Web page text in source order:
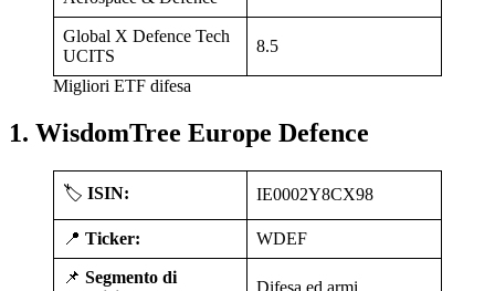
Global X Defence Tech
UCITS
8.5
Migliori ETF difesa
1. WisdomTree Europe Defence
🏷️ ISIN: IE0002Y8CX98
📍 Ticker: WDEF
📌 Segmento di
Difesa ed armi